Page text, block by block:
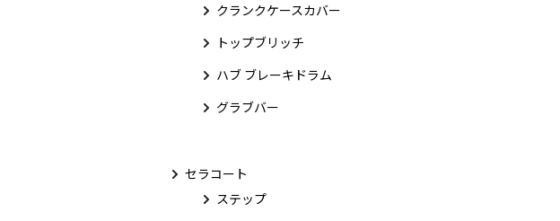
クランクケースカバー
トップブリッチ
ハブ ブレーキドラム
グラブバー
セラコート
ステップ